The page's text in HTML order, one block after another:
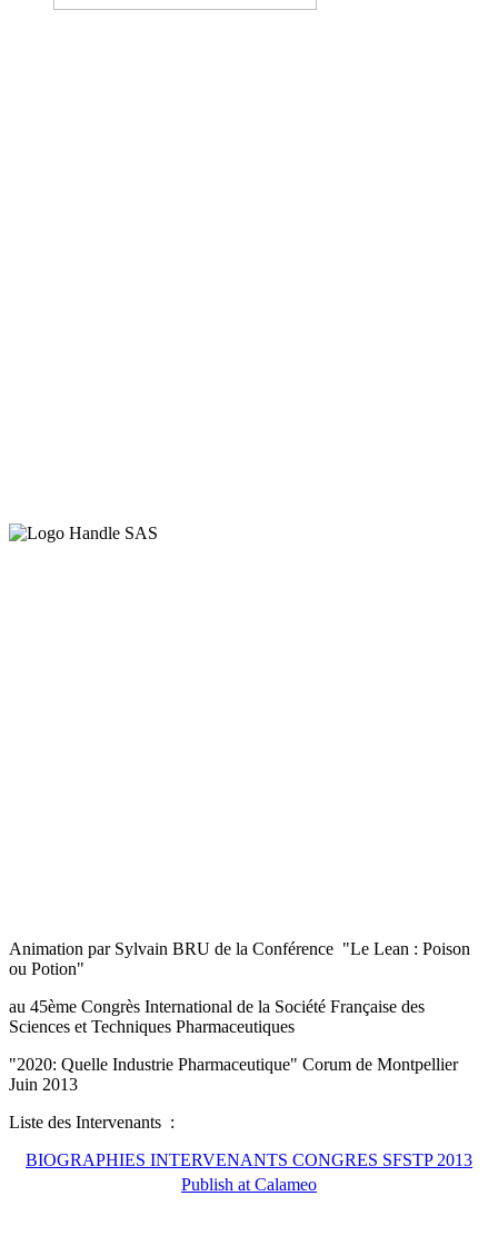
Animation par Sylvain BRU de la Conférence "Le Lean : Poison
ou Potion"
au 45ème Congrès International de la Société Française des
Sciences et Techniques Pharmaceutiques
"2020: Quelle Industrie Pharmaceutique" Corum de Montpellier
Juin 2013
Liste des Intervenants :
BIOGRAPHIES INTERVENANTS CONGRES SFSTP 2013
Publish at Calameo